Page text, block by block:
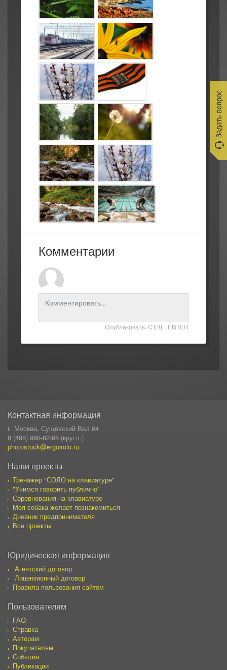
Комментарии
Опубликовать: CTRL+ENTER
Контактная информация
г. Москва, Сущевский Вал 64
8 (495) 995-82-95 (кругл.)
photostock@ergosolo.ru
Наши проекты
Тренажер "СОЛО на клавиатуре"
"Учимся говорить публично"
Соревнования на клавиатуре
Моя собака желает познакомиться
Дневник предпринимателя
Все проекты
Юридическая информация
Агентский договор
Лицензионный договор
Правила пользования сайтом
Пользователям
FAQ
Справка
Авторам
Покупателям
События
Публикации